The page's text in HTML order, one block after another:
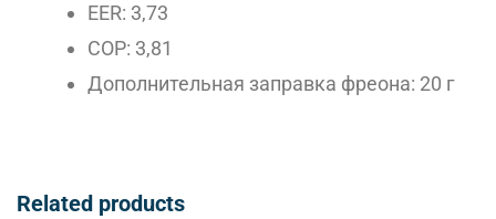
EER: 3,73
COP: 3,81
Дополнительная заправка фреона: 20 г
Related products